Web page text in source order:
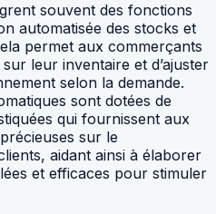
souvent des fonctions
automatisée des stocks et
permet aux commerçants
leur inventaire et d’ajuster
selon la demande.
sont dotées de
qui fournissent aux
sur le
aidant ainsi à élaborer
et efficaces pour stimuler